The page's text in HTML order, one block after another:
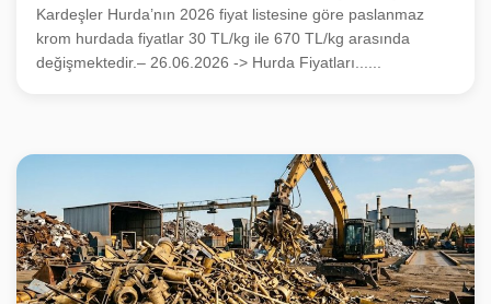
Kardeşler Hurda’nın 2026 fiyat listesine göre paslanmaz
krom hurdada fiyatlar 30 TL/kg ile 670 TL/kg arasında
değişmektedir.– 26.06.2026 -> Hurda Fiyatları......